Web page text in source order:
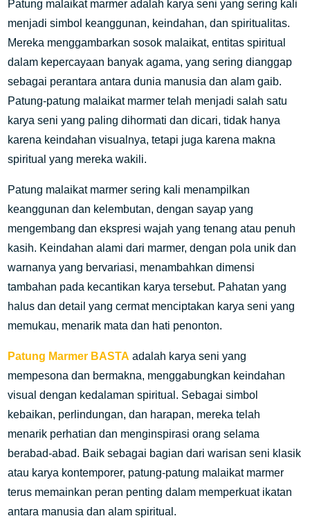
Patung malaikat marmer adalah karya seni yang sering kali
menjadi simbol keanggunan, keindahan, dan spiritualitas.
Mereka menggambarkan sosok malaikat, entitas spiritual
dalam kepercayaan banyak agama, yang sering dianggap
sebagai perantara antara dunia manusia dan alam gaib.
Patung-patung malaikat marmer telah menjadi salah satu
karya seni yang paling dihormati dan dicari, tidak hanya
karena keindahan visualnya, tetapi juga karena makna
spiritual yang mereka wakili.
Patung malaikat marmer sering kali menampilkan
keanggunan dan kelembutan, dengan sayap yang
mengembang dan ekspresi wajah yang tenang atau penuh
kasih. Keindahan alami dari marmer, dengan pola unik dan
warnanya yang bervariasi, menambahkan dimensi
tambahan pada kecantikan karya tersebut. Pahatan yang
halus dan detail yang cermat menciptakan karya seni yang
memukau, menarik mata dan hati penonton.
Patung Marmer BASTA adalah karya seni yang
mempesona dan bermakna, menggabungkan keindahan
visual dengan kedalaman spiritual. Sebagai simbol
kebaikan, perlindungan, dan harapan, mereka telah
menarik perhatian dan menginspirasi orang selama
berabad-abad. Baik sebagai bagian dari warisan seni klasik
atau karya kontemporer, patung-patung malaikat marmer
terus memainkan peran penting dalam memperkuat ikatan
antara manusia dan alam spiritual.